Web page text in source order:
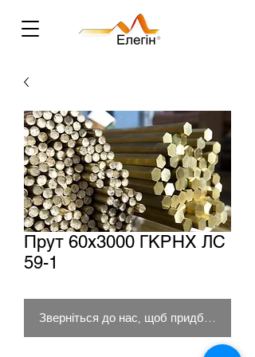
Прут 60х3000 ГКРНХ ЛС
59-1
Зверніться до нас, щоб придбати товар